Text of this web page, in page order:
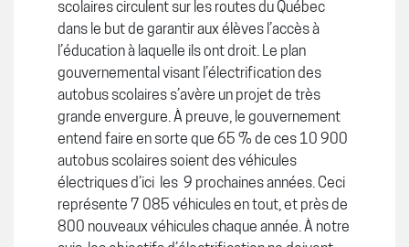
scolaires circulent sur les routes du Québec
dans le but de garantir aux élèves l’accès à
l’éducation à laquelle ils ont droit. Le plan
gouvernemental visant l’électrification des
autobus scolaires s’avère un projet de très
grande envergure. À preuve, le gouvernement
entend faire en sorte que 65 % de ces 10 900
autobus scolaires soient des véhicules
électriques d’ici les 9 prochaines années. Ceci
représente 7 085 véhicules en tout, et près de
800 nouveaux véhicules chaque année. À notre